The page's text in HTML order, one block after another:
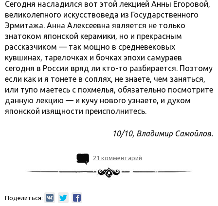
Сегодня насладился вот этой лекцией Анны Егоровой,
великолепного искусствоведа из Государственного
Эрмитажа. Анна Алексеевна является не только
знатоком японской керамики, но и прекрасным
рассказчиком — так мощно в средневековых
кувшинах, тарелочках и бочках эпохи самураев
сегодня в России вряд ли кто-то разбирается. Поэтому
если как и я тонете в соплях, не знаете, чем заняться,
или тупо маетесь с похмелья, обязательно посмотрите
данную лекцию — и кучу нового узнаете, и духом
японской изящности преисполнитесь.
10/10, Владимир Самойлов.
21 комментарий
Поделиться: